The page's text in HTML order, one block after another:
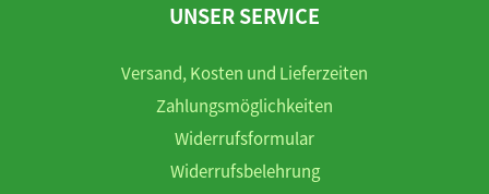
UNSER SERVICE
Versand, Kosten und Lieferzeiten
Zahlungsmöglichkeiten
Widerrufsformular
Widerrufsbelehrung